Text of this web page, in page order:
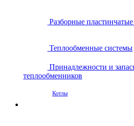
Разборные
Теплообменные системы
Принадлежности и
теплообменников
Котлы